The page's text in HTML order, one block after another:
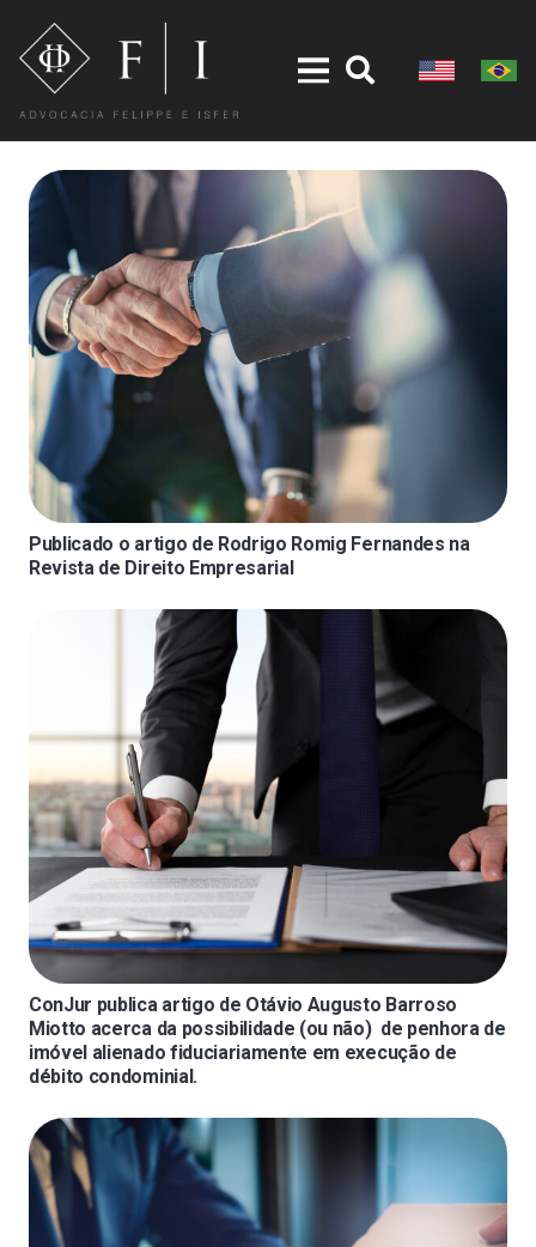
Publicado o artigo de Rodrigo Romig Fernandes na
Revista de Direito Empresarial
ConJur publica artigo de Otávio Augusto Barroso
Miotto acerca da possibilidade (ou não) de penhora de
imóvel alienado fiduciariamente em execução de
débito condominial.